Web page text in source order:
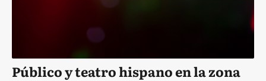
Público y teatro hispano en la zona